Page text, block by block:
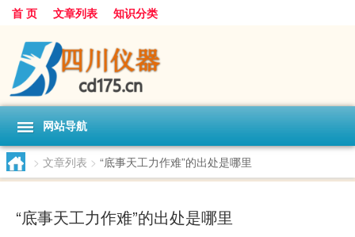
首 页 文章列表 知识分类
网站导航
> 文章列表 > “底事天工力作难”的出处是哪里
“底事天工力作难”的出处是哪里